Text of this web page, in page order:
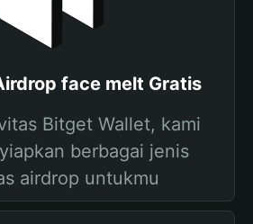
face melt Gratis
Bitget Wallet, kami
berbagai jenis
airdrop untukmu